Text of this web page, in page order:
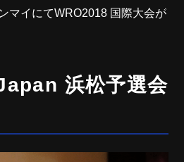
マイにてWRO2018 国際大会が
浜松予選会